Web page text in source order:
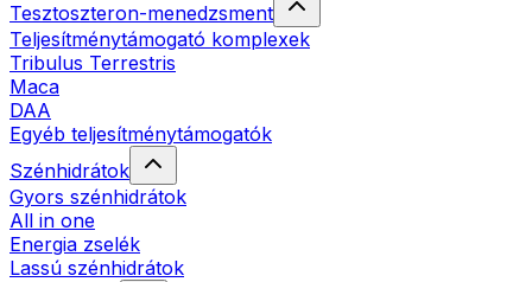
Tesztoszteron-menedzsment
Teljesítménytámogató komplexek
Tribulus Terrestris
Maca
DAA
Egyéb teljesítménytámogatók
Szénhidrátok
Gyors szénhidrátok
All in one
Energia zselék
Lassú szénhidrátok